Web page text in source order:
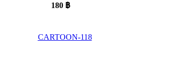
180 ฿